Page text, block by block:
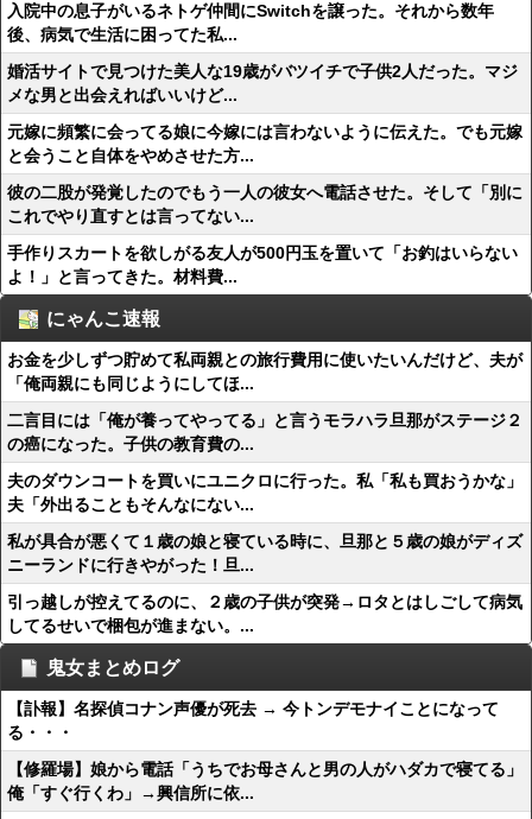
入院中の息子がいるネトゲ仲間にSwitchを譲った。それから数年
後、病気で生活に困ってた私...
婚活サイトで見つけた美人な19歳がバツイチで子供2人だった。マジ
メな男と出会えればいいけど...
元嫁に頻繁に会ってる娘に今嫁には言わないように伝えた。でも元嫁
と会うこと自体をやめさせた方...
彼の二股が発覚したのでもう一人の彼女へ電話させた。そして「別に
これでやり直すとは言ってない...
手作りスカートを欲しがる友人が500円玉を置いて「お釣はいらない
よ！」と言ってきた。材料費...
にゃんこ速報
お金を少しずつ貯めて私両親との旅行費用に使いたいんだけど、夫が
「俺両親にも同じようにしてほ...
二言目には「俺が養ってやってる」と言うモラハラ旦那がステージ２
の癌になった。子供の教育費の...
夫のダウンコートを買いにユニクロに行った。私「私も買おうかな」
夫「外出ることもそんなにない...
私が具合が悪くて１歳の娘と寝ている時に、旦那と５歳の娘がディズ
ニーランドに行きやがった！旦...
引っ越しが控えてるのに、２歳の子供が突発→ロタとはしごして病気
してるせいで梱包が進まない。...
鬼女まとめログ
【訃報】名探偵コナン声優が死去 → 今トンデモナイことになって
る・・・
【修羅場】娘から電話「うちでお母さんと男の人がハダカで寝てる」
俺「すぐ行くわ」→興信所に依...